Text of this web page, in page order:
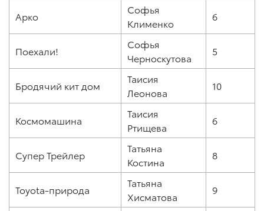
Арко
Софья
Клименко
6
Поехали!
Софья
Черноскутова
5
Бродячий кит дом
Таисия
Леонова
10
Космомашина
Таисия
Ртищева
6
Супер Трейлер
Татьяна
Костина
8
Toyota-природа
Татьяна
Хисматова
9